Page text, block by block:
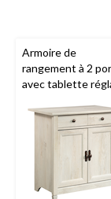
Armoire de
rangement à 2
avec tablette
fini châtaignier